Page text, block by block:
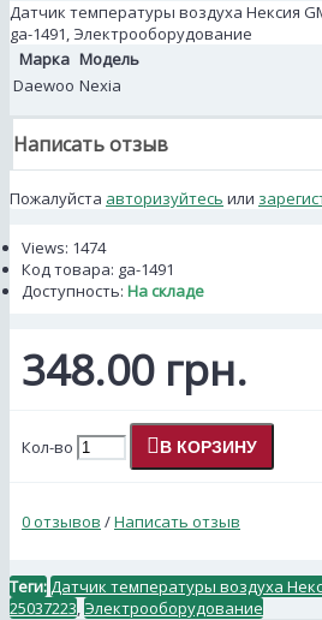
Датчик температуры воздуха Нексия
ga-1491, Электрооборудование
Марка Модель
Daewoo Nexia
Написать отзыв
Пожалуйста авторизуйтесь или
Views: 1474
Код товара: ga-1491
Доступность: На складе
348.00 грн.
Кол-во В КОРЗИНУ
0 отзывов /Написать отзыв
Теги: Датчик температуры воздуха
25037223 Электрооборудование